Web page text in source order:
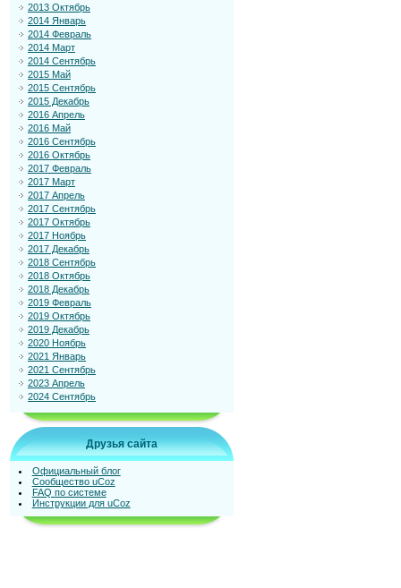
2013 Октябрь
2014 Январь
2014 Февраль
2014 Март
2014 Сентябрь
2015 Май
2015 Сентябрь
2015 Декабрь
2016 Апрель
2016 Май
2016 Сентябрь
2016 Октябрь
2017 Февраль
2017 Март
2017 Апрель
2017 Сентябрь
2017 Октябрь
2017 Ноябрь
2017 Декабрь
2018 Сентябрь
2018 Октябрь
2018 Декабрь
2019 Февраль
2019 Октябрь
2019 Декабрь
2020 Ноябрь
2021 Январь
2021 Сентябрь
2023 Апрель
2024 Сентябрь
Друзья сайта
Официальный блог
Сообщество uCoz
FAQ по системе
Инструкции для uCoz